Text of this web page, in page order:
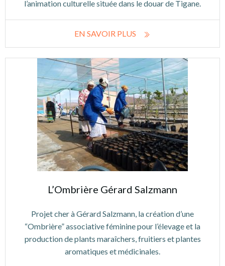
l’animation culturelle située dans le douar de Tigane.
EN SAVOIR PLUS
L’Ombrière Gérard Salzmann
Projet cher à Gérard Salzmann, la création d’une
“Ombrière” associative féminine pour l’élevage et la
production de plants maraîchers, fruitiers et plantes
aromatiques et médicinales.